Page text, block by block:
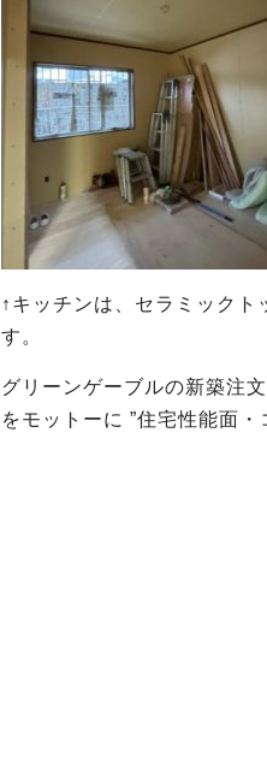
↑キッチンは、セラミック
す。
グリーンゲーブルの新築注
をモットーに ”住宅性能面